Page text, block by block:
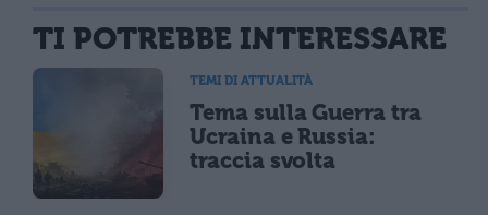
TI POTREBBE INTERESSARE
TEMI DI ATTUALITÀ
Tema sulla Guerra tra
Ucraina e Russia:
traccia svolta